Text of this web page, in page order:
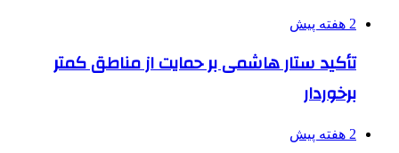
2 هفته پیش
تأکید ستار هاشمی بر حمایت از مناطق کمتر
برخوردار
2 هفته پیش